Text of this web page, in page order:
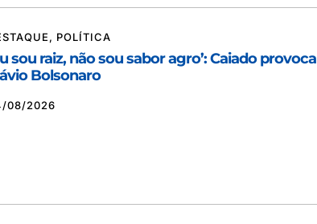
, POLÍTICA
sou raiz, não sou sabor agro’: Caiado provoca
Bolsonaro
08/2026